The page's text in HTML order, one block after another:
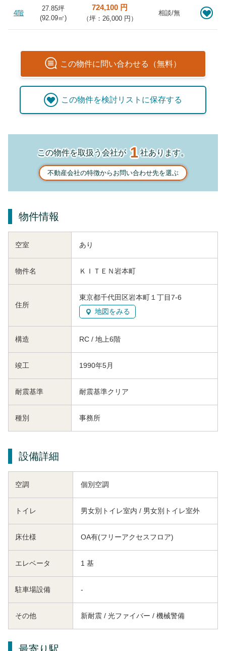
4階
27.85坪
(92.09㎡)
724,100 円
（坪：26,000 円）
相談/無
この物件に問い合わせる（無料）
この物件を検討リストに保存する
この物件を取扱う会社が1社あります。
不動産会社の特徴からお問い合わせ先を選ぶ
物件情報
空室 あり
物件名 ＫＩＴＥＮ岩本町
住所
東京都千代田区岩本町１丁目7-6
地図をみる
構造 RC / 地上6階
竣工 1990年5月
耐震基準 耐震基準クリア
種別 事務所
設備詳細
空調 個別空調
トイレ 男女別トイレ室内 / 男女別トイレ室外
床仕様 OA有(フリーアクセスフロア)
エレベータ 1 基
駐車場設備 -
その他 新耐震 / 光ファイバー / 機械警備